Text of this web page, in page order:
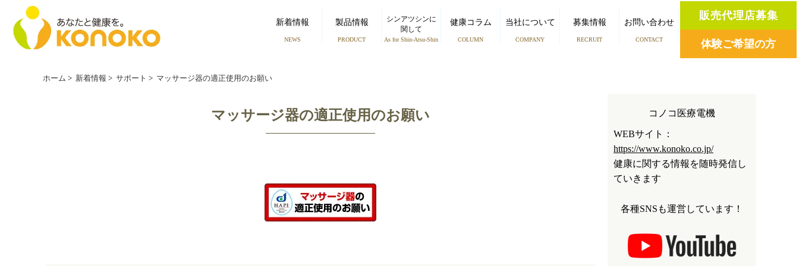
新着情報
NEWS
製品情報
PRODUCT
シンアツシンに
関して
As for Shin-Atsu-Shin
健康コラム
COLUMN
当社について
COMPANY
募集情報
RECRUIT
お問い合わせ
CONTACT
販売代理店募集
体験ご希望の方
ホーム > 新着情報 > サポート > マッサージ器の適正使用のお願い
マッサージ器の適正使用のお願い コノコ医療電機
WEBサイト：
https://www.konoko.co.jp/
健康に関する情報を随時発信し
ていきます
各種SNSも運営しています！